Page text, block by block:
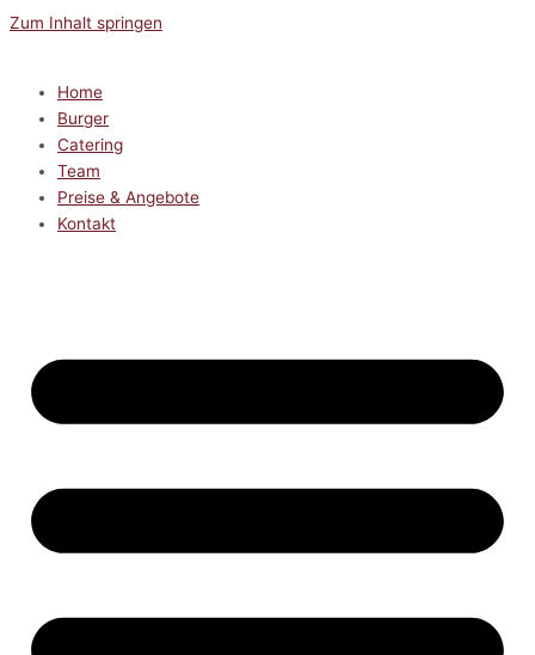
Zum Inhalt springen
Home
Burger
Catering
Team
Preise & Angebote
Kontakt